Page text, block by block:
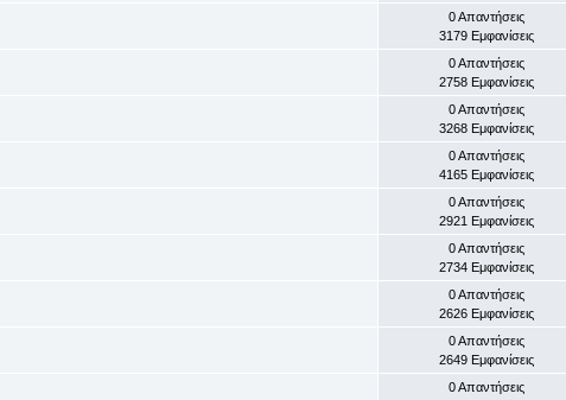
0 Απαντήσεις
3179 Εμφανίσεις
0 Απαντήσεις
2758 Εμφανίσεις
0 Απαντήσεις
3268 Εμφανίσεις
0 Απαντήσεις
4165 Εμφανίσεις
0 Απαντήσεις
2921 Εμφανίσεις
0 Απαντήσεις
2734 Εμφανίσεις
0 Απαντήσεις
2626 Εμφανίσεις
0 Απαντήσεις
2649 Εμφανίσεις
0 Απαντήσεις